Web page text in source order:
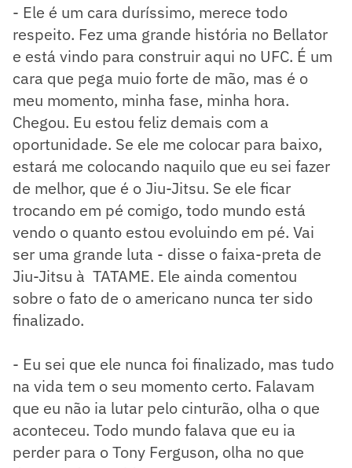
- Ele é um cara duríssimo, merece todo
respeito. Fez uma grande história no Bellator
e está vindo para construir aqui no UFC. É um
cara que pega muio forte de mão, mas é o
meu momento, minha fase, minha hora.
Chegou. Eu estou feliz demais com a
oportunidade. Se ele me colocar para baixo,
estará me colocando naquilo que eu sei fazer
de melhor, que é o Jiu-Jitsu. Se ele ficar
trocando em pé comigo, todo mundo está
vendo o quanto estou evoluindo em pé. Vai
ser uma grande luta - disse o faixa-preta de
Jiu-Jitsu à TATAME. Ele ainda comentou
sobre o fato de o americano nunca ter sido
finalizado.
- Eu sei que ele nunca foi finalizado, mas tudo
na vida tem o seu momento certo. Falavam
que eu não ia lutar pelo cinturão, olha o que
aconteceu. Todo mundo falava que eu ia
perder para o Tony Ferguson, olha no que